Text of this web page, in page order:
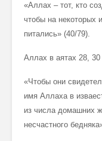
«Аллах – тот, кто
чтобы на некоторых
питались» (40/79).
Аллах в аятах 28,
«Чтобы они
имя Аллаха в
из числа домашних
несчастного